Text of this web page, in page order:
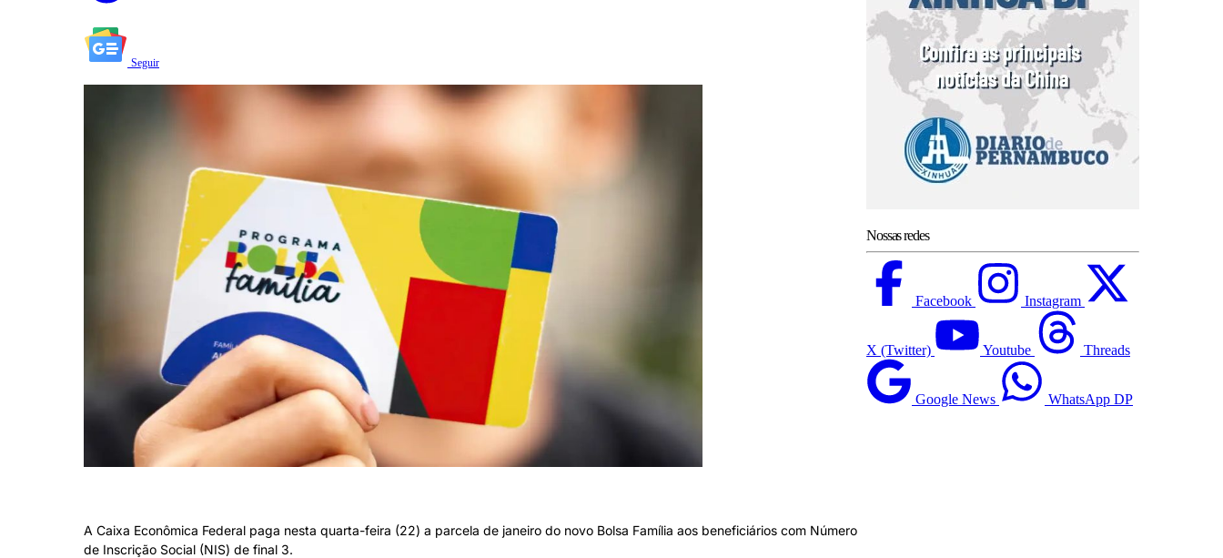
Seguir
A Caixa Econômica Federal paga nesta quarta-feira (22) a parcela de janeiro do novo Bolsa Família aos beneficiários com Número
de Inscrição Social (NIS) de final 3.
Nossas redes
Facebook Instagram
X (Twitter) Youtube Threads
Google News WhatsApp DP